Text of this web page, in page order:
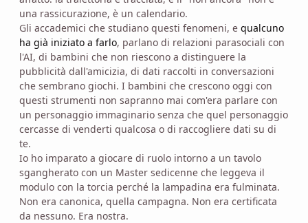
una rassicurazione, è un calendario.
Gli accademici che studiano questi fenomeni, e qualcuno
ha già iniziato a farlo, parlano di relazioni parasociali con
l'AI, di bambini che non riescono a distinguere la
pubblicità dall'amicizia, di dati raccolti in conversazioni
che sembrano giochi. I bambini che crescono oggi con
questi strumenti non sapranno mai com'era parlare con
un personaggio immaginario senza che quel personaggio
cercasse di venderti qualcosa o di raccogliere dati su di
te.
Io ho imparato a giocare di ruolo intorno a un tavolo
sgangherato con un Master sedicenne che leggeva il
modulo con la torcia perché la lampadina era fulminata.
Non era canonica, quella campagna. Non era certificata
da nessuno. Era nostra.